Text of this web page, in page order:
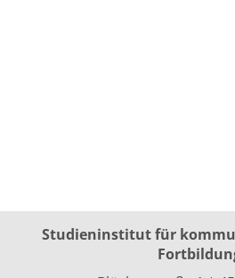
Studieninstitut für